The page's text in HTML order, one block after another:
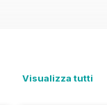
Visualizza tutti